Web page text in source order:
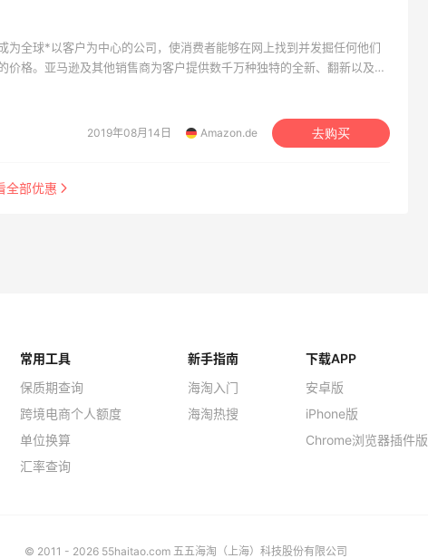
为全球*以客户为中心的公司，使消费者能够在网上找到并发掘任何他们
价格。亚马逊及其他销售商为客户提供数千万种独特的全新、翻新以及二
2019年08月14日 Amazon.de 去购买
全部优惠
常用工具
保质期查询
跨境电商个人额度
单位换算
汇率查询
新手指南
海淘入门
海淘热搜
下载APP
安卓版
iPhone版
Chrome浏览器插件版
© 2011 - 2026 55haitao.com 五五海淘（上海）科技股份有限公司